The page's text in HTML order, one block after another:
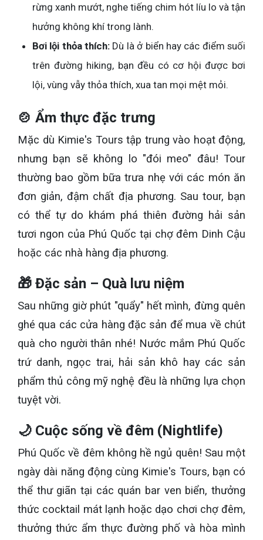
rừng xanh mướt, nghe tiếng chim hót líu lo và tận
hưởng không khí trong lành.
Bơi lội thỏa thích: Dù là ở biển hay các điểm suối
trên đường hiking, bạn đều có cơ hội được bơi
lội, vùng vẫy thỏa thích, xua tan mọi mệt mỏi.
🍲 Ẩm thực đặc trưng
Mặc dù Kimie's Tours tập trung vào hoạt động,
nhưng bạn sẽ không lo "đói meo" đâu! Tour
thường bao gồm bữa trưa nhẹ với các món ăn
đơn giản, đậm chất địa phương. Sau tour, bạn
có thể tự do khám phá thiên đường hải sản
tươi ngon của Phú Quốc tại chợ đêm Dinh Cậu
hoặc các nhà hàng địa phương.
🎁 Đặc sản – Quà lưu niệm
Sau những giờ phút "quẩy" hết mình, đừng quên
ghé qua các cửa hàng đặc sản để mua về chút
quà cho người thân nhé! Nước mắm Phú Quốc
trứ danh, ngọc trai, hải sản khô hay các sản
phẩm thủ công mỹ nghệ đều là những lựa chọn
tuyệt vời.
🌙 Cuộc sống về đêm (Nightlife)
Phú Quốc về đêm không hề ngủ quên! Sau một
ngày dài năng động cùng Kimie's Tours, bạn có
thể thư giãn tại các quán bar ven biển, thưởng
thức cocktail mát lạnh hoặc dạo chơi chợ đêm,
thưởng thức ẩm thực đường phố và hòa mình